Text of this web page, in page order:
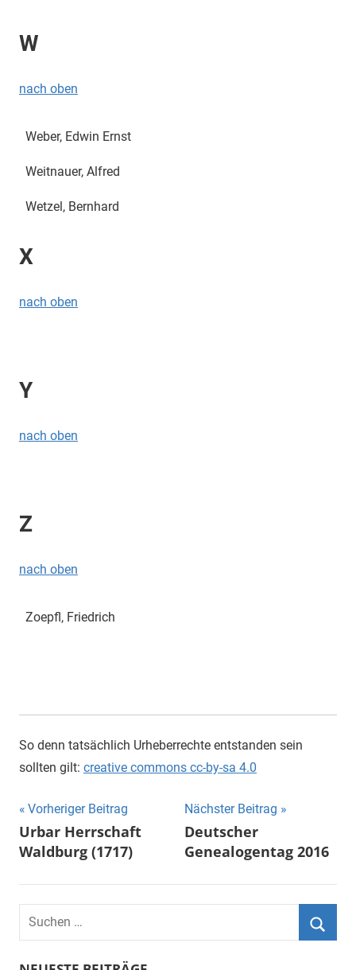
W
nach oben
Weber, Edwin Ernst
Weitnauer, Alfred
Wetzel, Bernhard
X
nach oben
Y
nach oben
Z
nach oben
Zoepfl, Friedrich
So denn tatsächlich Urheberrechte entstanden sein
sollten gilt: creative commons cc-by-sa 4.0
Beitragsnavigation
Vorheriger Beitrag
Urbar Herrschaft
Waldburg (1717)
Nächster Beitrag
Deutscher
Genealogentag 2016
Suchen
nach: